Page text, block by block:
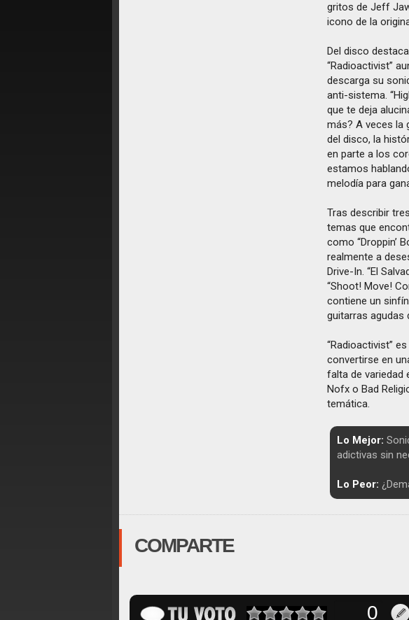
gritos de Jeff
icono de la
Del disco
“Radioactivist”
descarga su
anti-sistema.
que te deja
más? A veces la
del disco, la
en parte a los
estamos
melodía para
Tras describir
temas que
como “Droppin’
realmente a
Drive-In. “El
“Shoot! Move!
contiene un
guitarras agudas
“Radioactivist”
convertirse en
falta de variedad
Nofx o Bad
temática.
Lo Mejor:
adictivas sin
Lo Peor:
COMPARTE